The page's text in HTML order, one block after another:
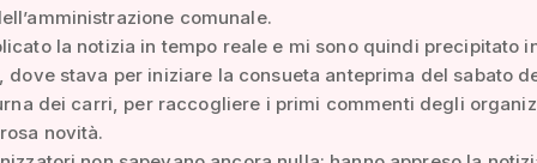
comunale.
la notizia in tempo reale e mi sono quindi precipitato
dove stava per iniziare la consueta anteprima del sabato
dei carri, per raccogliere i primi commenti degli
novità.